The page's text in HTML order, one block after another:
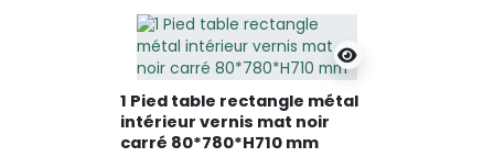
1 Pied table rectangle métal
intérieur vernis mat noir
carré 80*780*H710 mm